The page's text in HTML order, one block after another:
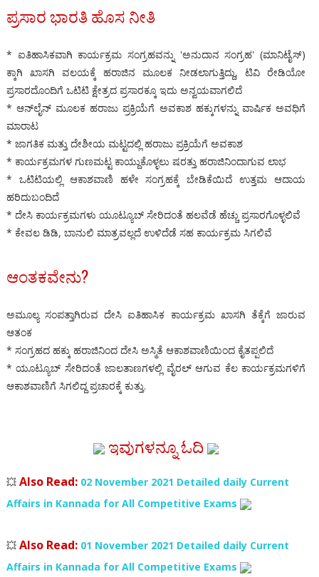
ಪ್ರಸಾರ ಭಾರತಿ ಹೊಸ ನೀತಿ
* ಐತಿಹಾಸಿಕವಾಗಿ ಕಾರ್ಯಕ್ರಮ ಸಂಗ್ರಹವನ್ನು 'ಅನುದಾನ ಸಂಗ್ರಹ' (ಮಾನಿಟೈಸ್)
ಕ್ಕಾಗಿ ಖಾಸಗಿ ವಲಯಕ್ಕೆ ಹರಾಜಿನ ಮೂಲಕ ನೀಡಲಾಗುತ್ತಿದ್ದು, ಟಿವಿ ರೇಡಿಯೋ
ಪ್ರಸಾರದೊಂದಿಗೆ ಒಟಿಟಿ ಕ್ಷೇತ್ರದ ಪ್ರಸಾರಕ್ಕೂ ಇದು ಅನ್ವಯವಾಗಲಿದೆ
* ಆನ್‌ಲೈನ್ ಮೂಲಕ ಹರಾಜು ಪ್ರಕ್ರಿಯೆಗೆ ಅವಕಾಶ ಹಕ್ಕುಗಳನ್ನು ವಾರ್ಷಿಕ ಅವಧಿಗೆ
ಮಾರಾಟ
* ಜಾಗತಿಕ ಮತ್ತು ದೇಶೀಯ ಮಟ್ಟದಲ್ಲಿ ಹರಾಜು ಪ್ರಕ್ರಿಯೆಗೆ ಅವಕಾಶ
* ಕಾರ್ಯಕ್ರಮಗಳ ಗುಣಮಟ್ಟ ಕಾಯ್ದುಕೊಳ್ಳಲು ಷರತ್ತು ಹರಾಜಿನಿಂದಾಗುವ ಲಾಭ
* ಒಟಿಟಿಯಲ್ಲಿ ಆಕಾಶವಾಣಿ ಹಳೇ ಸಂಗ್ರಹಕ್ಕೆ ಬೇಡಿಕೆಯಿದೆ ಉತ್ತಮ ಆದಾಯ
ಹರಿದುಬಂದಿದೆ
* ದೇಸಿ ಕಾರ್ಯಕ್ರಮಗಳು ಯೂಟ್ಯೂಬ್ ಸೇರಿದಂತೆ ಹಲವೆಡೆ ಹೆಚ್ಚು ಪ್ರಸಾರಗೊಳ್ಳಲಿವೆ
* ಕೇವಲ ಡಿಡಿ, ಬಾನುಲಿ ಮಾತ್ರವಲ್ಲದೆ ಉಳಿದೆಡೆ ಸಹ ಕಾರ್ಯಕ್ರಮ ಸಿಗಲಿವೆ
ಆಂತಕವೇನು?
ಅಮೂಲ್ಯ ಸಂಪತ್ತಾಗಿರುವ ದೇಸಿ ಐತಿಹಾಸಿಕ ಕಾರ್ಯಕ್ರಮ ಖಾಸಗಿ ತೆಕ್ಕೆಗೆ ಜಾರುವ
ಆತಂಕ
* ಸಂಗ್ರಹದ ಹಕ್ಕು ಹರಾಜಿನಿಂದ ದೇಸಿ ಅಸ್ಮಿತೆ ಆಕಾಶವಾಣಿಯಿಂದ ಕೈತಪ್ಪಲಿದೆ
* ಯೂಟ್ಯೂಬ್ ಸೇರಿದಂತೆ ಜಾಲತಾಣಗಳಲ್ಲಿ ವೈರಲ್ ಆಗುವ ಕೆಲ ಕಾರ್ಯಕ್ರಮಗಳಿಗೆ
ಆಕಾಶವಾಣಿಗೆ ಸಿಗಲಿದ್ದ ಪ್ರಚಾರಕ್ಕೆ ಕುತ್ತು.
ಇವುಗಳನ್ನೂ ಓದಿ
💥 Also Read: 02 November 2021 Detailed daily Current
Affairs in Kannada for All Competitive Exams
💥 Also Read: 01 November 2021 Detailed daily Current
Affairs in Kannada for All Competitive Exams